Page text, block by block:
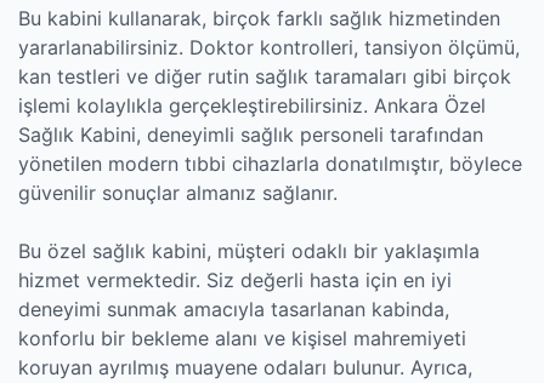
Bu kabini kullanarak, birçok farklı sağlık hizmetinden
yararlanabilirsiniz. Doktor kontrolleri, tansiyon ölçümü,
kan testleri ve diğer rutin sağlık taramaları gibi birçok
işlemi kolaylıkla gerçekleştirebilirsiniz. Ankara Özel
Sağlık Kabini, deneyimli sağlık personeli tarafından
yönetilen modern tıbbi cihazlarla donatılmıştır, böylece
güvenilir sonuçlar almanız sağlanır.
Bu özel sağlık kabini, müşteri odaklı bir yaklaşımla
hizmet vermektedir. Siz değerli hasta için en iyi
deneyimi sunmak amacıyla tasarlanan kabinda,
konforlu bir bekleme alanı ve kişisel mahremiyeti
koruyan ayrılmış muayene odaları bulunur. Ayrıca,